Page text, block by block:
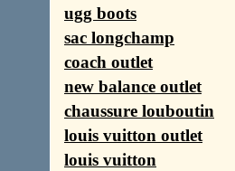
ugg boots
sac longchamp
coach outlet
new balance outlet
chaussure louboutin
louis vuitton outlet
louis vuitton